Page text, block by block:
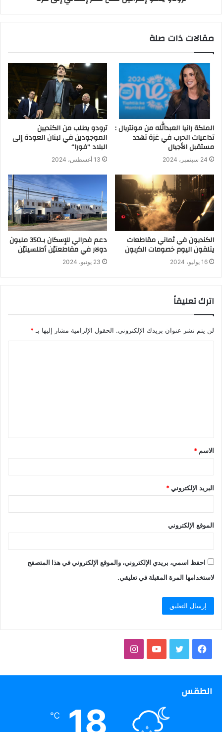
مقالات ذات صلة
الملكة رانيا العبدالله من مونتريال :
تداعيات الحرب في غزة تهدد
مستقبل الأجيال
24 سبتمبر، 2024
ترودو يطلب من الكنديين
الموجودين في لبنان العودة إلى
البلاد ’’فورا‘‘
13 أغسطس، 2024
الكنديون في ثماني مقاطعات
يتلقون اليوم خصومات الكربون
16 يوليو، 2024
دعم فدرالي للإسكان بـ350 مليون
دولار في مقاطعتيْن أطلسيتيْن
23 يونيو، 2024
اترك تعليقاً
لن يتم نشر عنوان بريدك الإلكتروني. الحقول الإلزامية مشار إليها بـ *
الاسم *
البريد الإلكتروني*
الموقع الإلكتروني
احفظ اسمي، بريدي الإلكتروني، والموقع الإلكتروني في هذا المتصفح
لاستخدامها المرة المقبلة في تعليقي.
فيسبوك تويتر يوتيوبانستقرام
الطقس
18
℃